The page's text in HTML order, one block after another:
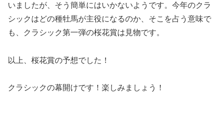
いましたが、そう簡単にはいかないようです。今年のクラ
シックはどの種牡馬が主役になるのか、そこを占う意味で
も、クラシック第一弾の桜花賞は見物です。
以上、桜花賞の予想でした！
クラシックの幕開けです！楽しみましょう！